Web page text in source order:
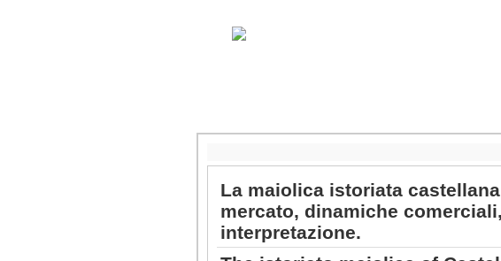
La maiolica istoriata
mercato, dinamiche
interpretazione.